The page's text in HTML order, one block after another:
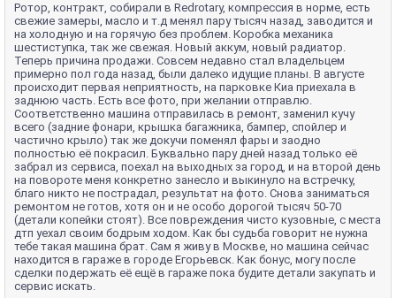
Ротор, контракт, собирали в Redrotary, компрессия в норме, есть
свежие замеры, масло и т.д менял пару тысяч назад, заводится и
на холодную и на горячую без проблем. Коробка механика
шестиступка, так же свежая. Новый аккум, новый радиатор.
Теперь причина продажи. Совсем недавно стал владельцем
примерно пол года назад, были далеко идущие планы. В августе
происходит первая неприятность, на парковке Киа приехала в
заднюю часть. Есть все фото, при желании отправлю.
Соответственно машина отправилась в ремонт, заменил кучу
всего (задние фонари, крышка багажника, бампер, спойлер и
частично крыло) так же докучи поменял фары и заодно
полностью её покрасил. Буквально пару дней назад только её
забрал из сервиса, поехал на выходных за город, и на второй день
на повороте меня конкретно занесло и выкинуло на встречку,
благо никто не пострадал, результат на фото. Снова заниматься
ремонтом не готов, хотя он и не особо дорогой тысяч 50-70
(детали копейки стоят). Все повреждения чисто кузовные, с места
дтп уехал своим бодрым ходом. Как бы судьба говорит не нужна
тебе такая машина брат. Сам я живу в Москве, но машина сейчас
находится в гараже в городе Егорьевск. Как бонус, могу после
сделки подержать её ещё в гараже пока будите детали закупать и
сервис искать.